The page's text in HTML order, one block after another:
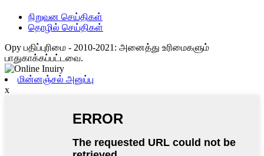
நிறுவன செய்திகள்
தொழில் செய்திகள்
Opy பதிப்புரிமை - 2010-2021: அனைத்து உரிமைகளும்
பாதுகாக்கப்பட்டவை.
மின்னஞ்சல் அனுப்பு
x